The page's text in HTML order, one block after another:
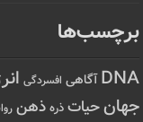
برچسب‌ها
DNA آگاهی افسردگی
جهانحیات ذره ذهن